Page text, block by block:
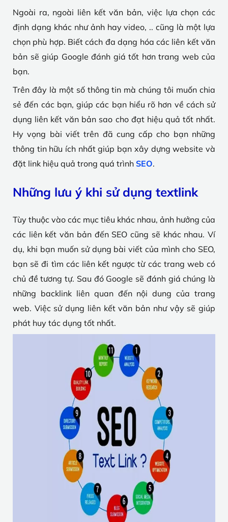
Ngoài ra, ngoài liên kết văn bản, việc lựa chọn các
định dạng khác như ảnh hay video, .. cũng là một lựa
chọn phù hợp. Biết cách đa dạng hóa các liên kết văn
bản sẽ giúp Google đánh giá tốt hơn trang web của
bạn.
Trên đây là một số thông tin mà chúng tôi muốn chia
sẻ đến các bạn, giúp các bạn hiểu rõ hơn về cách sử
dụng liên kết văn bản sao cho đạt hiệu quả tốt nhất.
Hy vọng bài viết trên đã cung cấp cho bạn những
thông tin hữu ích nhất giúp bạn xây dựng website và
đặt link hiệu quả trong quá trình SEO.
Những lưu ý khi sử dụng textlink
Tùy thuộc vào các mục tiêu khác nhau, ảnh hưởng của
các liên kết văn bản đến SEO cũng sẽ khác nhau. Ví
dụ, khi bạn muốn sử dụng bài viết của mình cho SEO,
bạn sẽ đi tìm các liên kết ngược từ các trang web có
chủ đề tương tự. Sau đó Google sẽ đánh giá chúng là
những backlink liên quan đến nội dung của trang
web. Việc sử dụng liên kết văn bản như vậy sẽ giúp
phát huy tác dụng tốt nhất.